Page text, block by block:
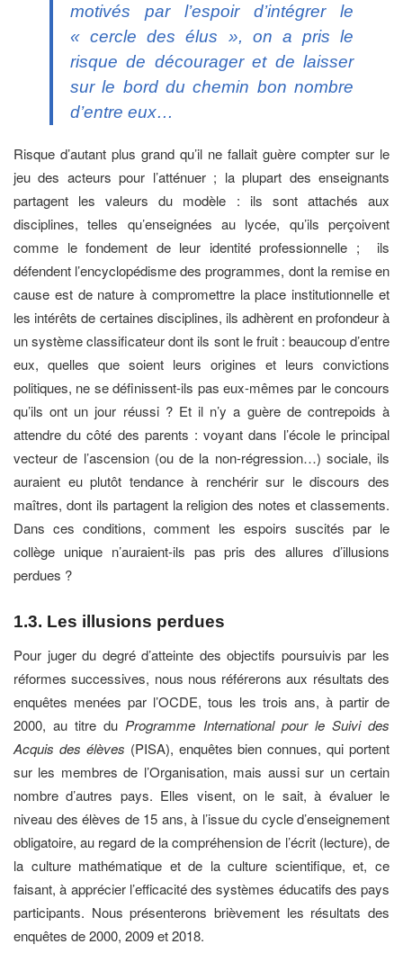
motivés par l’espoir d’intégrer le
« cercle des élus », on a pris le
risque de décourager et de laisser
sur le bord du chemin bon nombre
d’entre eux…
Risque d’autant plus grand qu’il ne fallait guère compter sur le
jeu des acteurs pour l’atténuer ; la plupart des enseignants
partagent les valeurs du modèle : ils sont attachés aux
disciplines, telles qu’enseignées au lycée, qu’ils perçoivent
comme le fondement de leur identité professionnelle ; ils
défendent l’encyclopédisme des programmes, dont la remise en
cause est de nature à compromettre la place institutionnelle et
les intérêts de certaines disciplines, ils adhèrent en profondeur à
un système classificateur dont ils sont le fruit : beaucoup d’entre
eux, quelles que soient leurs origines et leurs convictions
politiques, ne se définissent-ils pas eux-mêmes par le concours
qu’ils ont un jour réussi ? Et il n’y a guère de contrepoids à
attendre du côté des parents : voyant dans l’école le principal
vecteur de l’ascension (ou de la non-régression…) sociale, ils
auraient eu plutôt tendance à renchérir sur le discours des
maîtres, dont ils partagent la religion des notes et classements.
Dans ces conditions, comment les espoirs suscités par le
collège unique n’auraient-ils pas pris des allures d’illusions
perdues ?
1.3. Les illusions perdues
Pour juger du degré d’atteinte des objectifs poursuivis par les
réformes successives, nous nous référerons aux résultats des
enquêtes menées par l’OCDE, tous les trois ans, à partir de
2000, au titre du Programme International pour le Suivi des
Acquis des élèves (PISA), enquêtes bien connues, qui portent
sur les membres de l’Organisation, mais aussi sur un certain
nombre d’autres pays. Elles visent, on le sait, à évaluer le
niveau des élèves de 15 ans, à l’issue du cycle d’enseignement
obligatoire, au regard de la compréhension de l’écrit (lecture), de
la culture mathématique et de la culture scientifique, et, ce
faisant, à apprécier l’efficacité des systèmes éducatifs des pays
participants. Nous présenterons brièvement les résultats des
enquêtes de 2000, 2009 et 2018.